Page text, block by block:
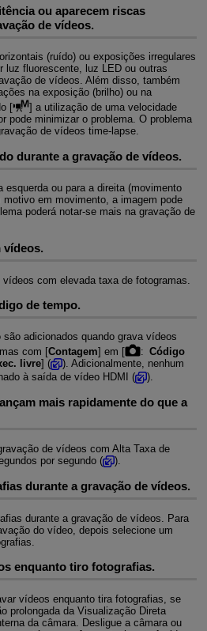
ou aparecem riscas
de vídeos.
(ruído) ou exposições irregulares
luz fluorescente, luz LED ou outras
de vídeos. Além disso, também
na exposição (brilho) ou na
[
] a utilização de uma velocidade
pode minimizar o problema. O problema
de vídeos time-lapse.
durante a gravação de vídeos.
esquerda ou para a direita (movimento
motivo em movimento, a imagem pode
poderá notar-se mais na gravação de
vídeos.
com elevada taxa de fotogramas.
de tempo.
adicionados quando grava vídeos
com [Contagem] em [ : Código
livre] (
). Adicionalmente, nenhum
à saída de vídeo HDMI (
).
mais rapidamente do que a
de vídeos com Alta Taxa de
por segundo (
).
durante a gravação de vídeos.
durante a gravação de vídeos. Para
do vídeo, depois selecione um
enquanto tiro fotografias.
vídeos enquanto tira fotografias, se
prolongada da Visualização Direta
da câmara. Desligue a câmara ou